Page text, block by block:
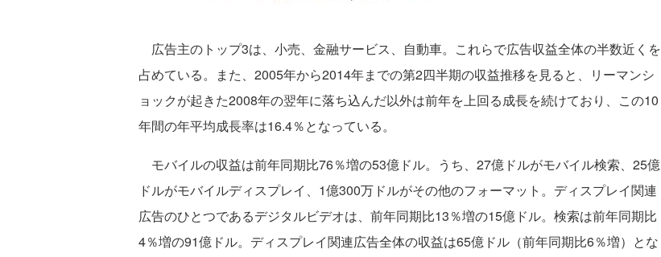
広告主のトップ3は、小売、金融サービス、自動車。これらで広告収益全体の半数近くを
占めている。また、2005年から2014年までの第2四半期の収益推移を見ると、リーマンシ
ョックが起きた2008年の翌年に落ち込んだ以外は前年を上回る成長を続けており、この10
年間の年平均成長率は16.4％となっている。
モバイルの収益は前年同期比76％増の53億ドル。うち、27億ドルがモバイル検索、25億
ドルがモバイルディスプレイ、1億300万ドルがその他のフォーマット。ディスプレイ関連
広告のひとつであるデジタルビデオは、前年同期比13％増の15億ドル。検索は前年同期比
4％増の91億ドル。ディスプレイ関連広告全体の収益は65億ドル（前年同期比6％増）とな